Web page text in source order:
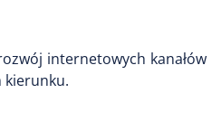
internetowych kanałów
kierunku.